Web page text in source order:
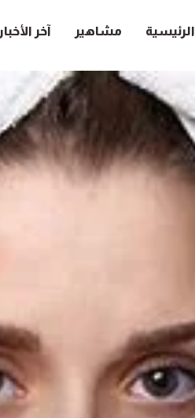
الرئيسية مشاهير آخر الأخبار